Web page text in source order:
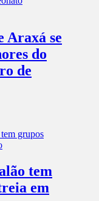
Araxá se
do
de
tem
em